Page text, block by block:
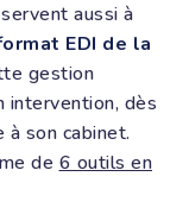
aussi à
EDI de la
gestion
intervention, dès
à son cabinet.
de 6 outils en